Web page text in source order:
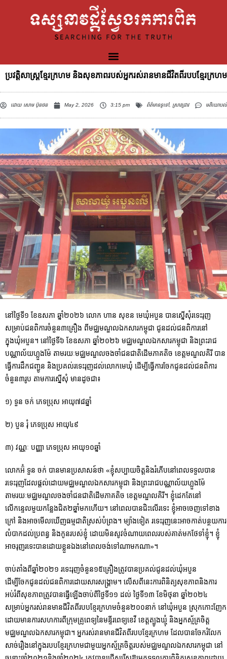
ប្រវត្តិសាស្រ្តខ្មែរក្រហម និងសុខភាពរបស់អ្នករស់រានមានជីវិតពីរបបខ្មែរក្រហម
ដោយសោម ប៊ុនថន May 2, 2026 3:15 pm ព័ត៌មានទូទៅ, ស្រាវជ្រាវ មតិយោបល់
នៅថ្ងៃទី១ ខែឧសភា ឆ្នាំ២០២៦ លោក ហាន សុខន មេឃុំអបួន បានស្នើសុំរទេះរុញ
សម្រាប់ជនពិការចំនួន៣គ្រឿង ពីមជ្ឈមណ្ឌលឯកសារកម្ពុជា ជូនដល់ជនពិការនៅ
ក្នុងឃុំអបួន។ នៅថ្ងៃទី៦ ខែឧសភា ឆ្នាំ២០២៦ មជ្ឈមណ្ឌលឯកសារកម្ពុជា និងព្រះរាជ
បណ្ណាល័យហ្លួងម៉ែ តាមរយៈមជ្ឈមណ្ឌលចងចាំជនជាតិដើមភាគតិច ខេត្តមណ្ឌលគិរី បាន
ធ្វើការដឹកជញ្ជូន និងប្រគល់រទេះរុញដល់លោកមេឃុំ ដើម្បីធ្វើការចែកជូនដល់ជនពិការ
ចំនួន៣រូប តាមការស្នើសុំ មានដូចជា៖
១) ទួន ចក់ ភេទប្រុស អាយុ៧៨ឆ្នាំ
២) បួន រុំ ភេទប្រុស អាយុ៤៩
៣) វណ្ណៈ បញ្ញា ភេទប្រុស អាយុ១០ឆ្នាំ
លោកអ៊ំ ទួន ចក់ បានមានប្រសាសន៍ថា «ខ្ញុំសប្បាយចិត្តនិងរំភើបនៅពេលទទួលបាន
រទេះរុញដែលផ្តល់ដោយមជ្ឈមណ្ឌលឯកសារកម្ពុជា និងព្រះរាជបណ្ណាល័យហ្លួងម៉ែ
តាមរយៈមជ្ឈមណ្ឌលចងចាំជនជាតិដើមភាគតិច ខេត្តមណ្ឌលគិរី។ ខ្ញុំដេកតែនៅ
លើកន្ទេលមួយកន្លែងជិត២ឆ្នាំមកហើយ។ នៅពេលបានជិះលើរទេះ ខ្ញុំអាចចេញទៅខាង
ក្រៅ និងអាចមើលឃើញធម្មជាតិស្រស់បំព្រង។ ម្យ៉ាងទៀត រទេះរុញនេះអាចកាត់បន្ថយការ
លំបាកដល់ប្រពន្ធ និងកូនរបស់ខ្ញុំ ដោយមិនសូវចំណាយពេលរបស់គាត់មកថែទាំខ្ញុំ។ ខ្ញុំ
អាចរុញរទេះបានដោយខ្លួនឯងនៅពេលចង់ទៅណាមកណា»។
ចាប់តាំងពីឆ្នាំ២០២១ រទេះរុញចំនួន១៥គ្រឿងត្រូវបានប្រគល់ជូនដល់ឃុំអបួន
ដើម្បីចែកជូនដល់ជនពិការដោយសារសង្រ្គាម។ លើសពីនេះការពិនិត្យសុខភាពនិងការ
អប់រំពីសុខភាពត្រូវបានធ្វើឡើងចាប់ពីថ្ងៃទី១១ ដល់ ថ្ងៃទី១៣ ខែមិថុនា ឆ្នាំ២០២៤
សម្រាប់អ្នករស់រានមានជីវិតពីរបបខ្មែរក្រហមចំនួន២០០នាក់ នៅឃុំអបួន ស្រុកកោះញែក
ដោយមានការសហការពីក្រុមគ្រូពេទ្យនៃមន្ទីរពេទ្យខេវី ខេត្តត្បូងឃ្មុំ និងអ្នកស្ម័គ្រចិត្ត
មជ្ឈមណ្ឌលឯកសារកម្ពុជា។ អ្នករស់រានមានជីវិតពីរបបខ្មែរក្រហម ដែលបានចែករំលែក
សាច់រឿងនៅក្នុងរបបខ្មែរក្រហមជាមួយអ្នកស្ម័គ្រចិត្តរបស់មជ្ឈមណ្ឌលឯកសារកម្ពុជា នៅ